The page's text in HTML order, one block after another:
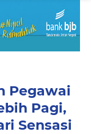
Pegawai
Pagi,
Sensasi